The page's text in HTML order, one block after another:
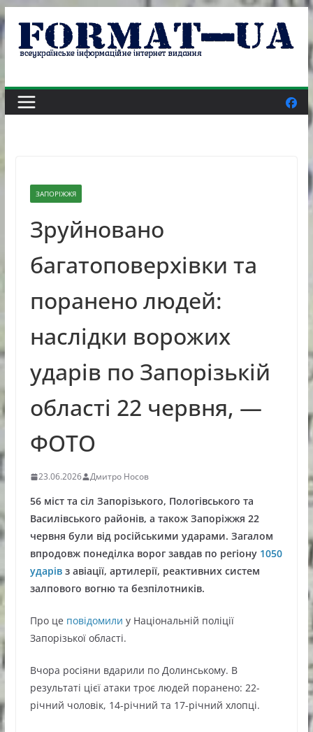
Skip
to
content
ЗАПОРІЖЖЯ
Зруйновано
багатоповерхівки та
поранено людей:
наслідки ворожих
ударів по Запорізькій
області 22 червня, —
ФОТО
23.06.2026 Дмитро Носов
56 міст та сіл Запорізького, Пологівського та
Василівського районів, а також Запоріжжя 22
червня були від російськими ударами. Загалом
впродовж понеділка ворог завдав по регіону 1050
ударівз авіації, артилерії, реактивних систем
залпового вогню та безпілотників.
Про це повідомили у Національній поліції
Запорізької області.
Вчора росіяни вдарили по Долинському. В
результаті цієї атаки троє людей поранено: 22-
річний чоловік, 14-річний та 17-річний хлопці.